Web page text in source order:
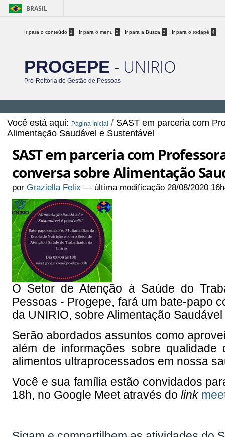
BRASIL
Ir para o conteúdo 1 Ir para o menu 2 Ir para a Busca 3 Ir para o rodapé 4
PROGEPE - UNIRIO
Pró-Reitoria de Gestão de Pessoas
Você está aqui: Página Inicial / SAST em parceria com
Alimentação Saudável e Sustentável
SAST em parceria com
conversa sobre Alimentação
porGraziella Felix — última modificação 28/08/2020
O Setor de Atenção à Saúde do
Pessoas - Progepe, fará um bate-papo
da UNIRIO, sobre Alimentação
Serão abordados assuntos como
além de informações sobre
alimentos ultraprocessados em nossa
Você e sua família estão convidados
18h, no Google Meet através dolink